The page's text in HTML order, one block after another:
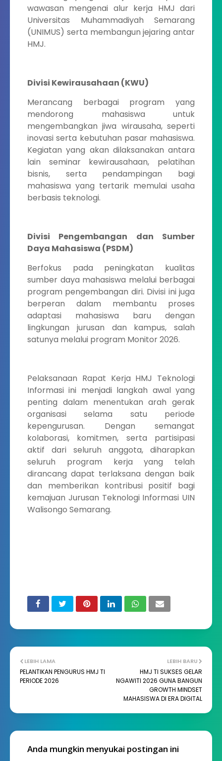
wawasan mengenai alur kerja HMJ dari
Universitas Muhammadiyah Semarang
(UNIMUS) serta membangun jejaring antar
HMJ.
Divisi Kewirausahaan (KWU)
Merancang berbagai program yang
mendorong mahasiswa untuk
mengembangkan jiwa wirausaha, seperti
inovasi serta kebutuhan pasar mahasiswa.
Kegiatan yang akan dilaksanakan antara
lain seminar kewirausahaan, pelatihan
bisnis, serta pendampingan bagi
mahasiswa yang tertarik memulai usaha
berbasis teknologi.
Divisi Pengembangan dan Sumber
Daya Mahasiswa (PSDM)
Berfokus pada peningkatan kualitas
sumber daya mahasiswa melalui berbagai
program pengembangan diri. Divisi ini juga
berperan dalam membantu proses
adaptasi mahasiswa baru dengan
lingkungan jurusan dan kampus, salah
satunya melalui program Monitor 2026.
Pelaksanaan Rapat Kerja HMJ Teknologi
Informasi ini menjadi langkah awal yang
penting dalam menentukan arah gerak
organisasi selama satu periode
kepengurusan. Dengan semangat
kolaborasi, komitmen, serta partisipasi
aktif dari seluruh anggota, diharapkan
seluruh program kerja yang telah
dirancang dapat terlaksana dengan baik
dan memberikan kontribusi positif bagi
kemajuan Jurusan Teknologi Informasi UIN
Walisongo Semarang.
LEBIH BARU
HMJ TI SUKSES GELAR
NGAWITI 2026 GUNA BANGUN
GROWTH MINDSET
MAHASISWA DI ERA DIGITAL
LEBIH LAMA
PELANTIKAN PENGURUS HMJ TI
PERIODE 2026
Anda mungkin menyukai postingan ini